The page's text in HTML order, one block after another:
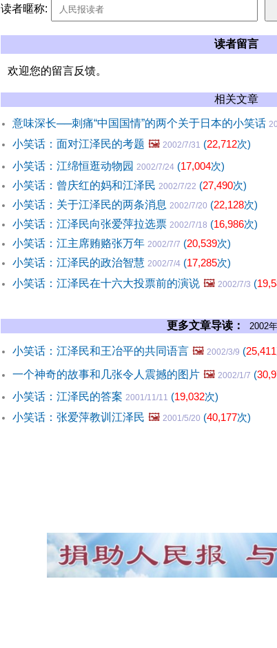
读者暱称:
读者留言
欢迎您的留言反馈。
相关文章
意味深长──刺痛“中国国情”的两个关于日本的小笑话
小笑话：面对江泽民的考题 🖼️ 2002/7/31 (22,712次)
小笑话：江绵恒逛动物园 2002/7/24 (17,004次)
小笑话：曾庆红的妈和江泽民 2002/7/22 (27,490次)
小笑话：关于江泽民的两条消息 2002/7/20 (22,128次)
小笑话：江泽民向张爱萍拉选票 2002/7/18 (16,986次)
小笑话：江主席贿赂张万年 2002/7/7 (20,539次)
小笑话：江泽民的政治智慧 2002/7/4 (17,285次)
小笑话：江泽民在十六大投票前的演说 🖼️ 2002/7/3 (
更多文章导读： 2002
小笑话：江泽民和王冶平的共同语言 🖼️ 2002/3/9 (25,411
一个神奇的故事和几张令人震撼的图片 🖼️ 2002/1/7 (
小笑话：江泽民的答案 2001/11/11 (19,032次)
小笑话：张爱萍教训江泽民 🖼️ 2001/5/20 (40,177次)